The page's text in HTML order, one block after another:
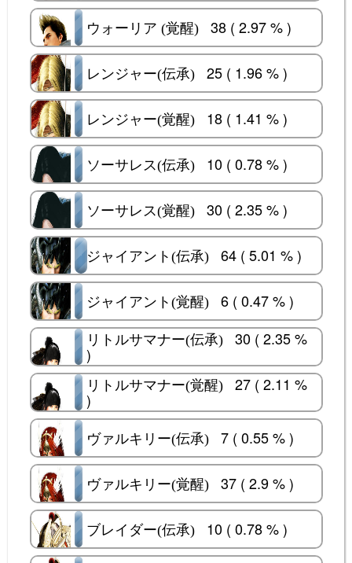
ウォーリア (覚醒)
ウォーリア (覚醒) 38 ( 2.97 % )
レンジャー(伝承)
レンジャー(伝承) 25 ( 1.96 % )
レンジャー(覚醒)
レンジャー(覚醒) 18 ( 1.41 % )
ソーサレス(伝承)
ソーサレス(伝承) 10 ( 0.78 % )
ソーサレス(覚醒)
ソーサレス(覚醒) 30 ( 2.35 % )
ジャイアント(伝承)
ジャイアント(伝承) 64 ( 5.01 % )
ジャイアント(覚醒)
ジャイアント(覚醒) 6 ( 0.47 % )
リトルサマナー(伝承)
リトルサマナー(伝承) 30 ( 2.35 %
)
リトルサマナー(覚醒)
リトルサマナー(覚醒) 27 ( 2.11 %
)
ヴァルキリー(伝承)
ヴァルキリー(伝承) 7 ( 0.55 % )
ヴァルキリー(覚醒)
ヴァルキリー(覚醒) 37 ( 2.9 % )
ブレイダー(伝承)
ブレイダー(伝承) 10 ( 0.78 % )